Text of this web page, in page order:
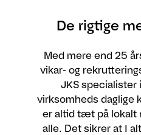
De rigtige
Med mere end 25
vikar- og
JKS specialister
virksomheds daglige
er altid tæt på lokalt
alle. Det sikrer at I